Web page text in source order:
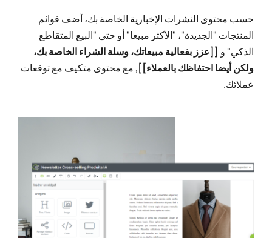
حسب محتوى النشرات الإخبارية الخاصة بك، أضف قوائم
المنتجات "الجديدة"، "الأكثر مبيعا" أو حتى "البيع المتقاطع
الذكي" و [[عزز بفعالية مبيعاتك، وسلة الشراء الخاصة بك،
ولكن أيضا احتفاظك بالعملاء]] , مع محتوى متكيف مع توقعات
عملائك.